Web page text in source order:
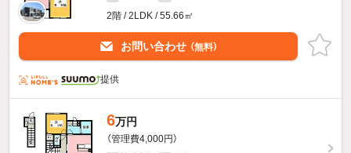
2階 / 2LDK / 55.66㎡
お問い合わせ （無料）
提供
6万円
（管理費4,000円）